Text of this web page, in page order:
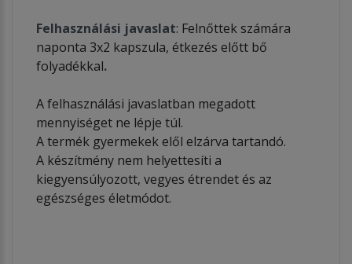
Felhasználási javaslat: Felnőttek számára
naponta 3x2 kapszula, étkezés előtt bő
folyadékkal.
A felhasználási javaslatban megadott
mennyiséget ne lépje túl.
A termék gyermekek elől elzárva tartandó.
A készítmény nem helyettesíti a
kiegyensúlyozott, vegyes étrendet és az
egészséges életmódot.